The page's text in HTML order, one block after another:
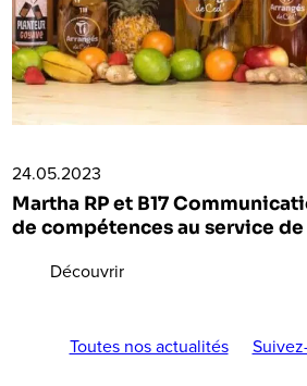
24.05.2023
Martha RP et B17
de compétences au service de
Découvrir
Toutes nos actualités